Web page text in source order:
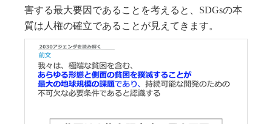
害する最大要因であることを考えると、SDGsの本
質は人権の確立であることが見えてきます。